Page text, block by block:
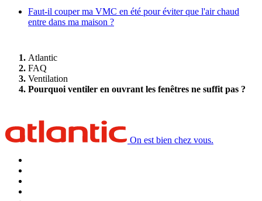
Faut-il couper ma VMC en été pour éviter que l'air chaud
entre dans ma maison ?
Atlantic
FAQ
Ventilation
Pourquoi ventiler en ouvrant les fenêtres ne suffit pas ?
On est bien chez vous.